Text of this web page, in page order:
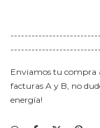
Enviamos tu compra
facturas A y B, no
energía!